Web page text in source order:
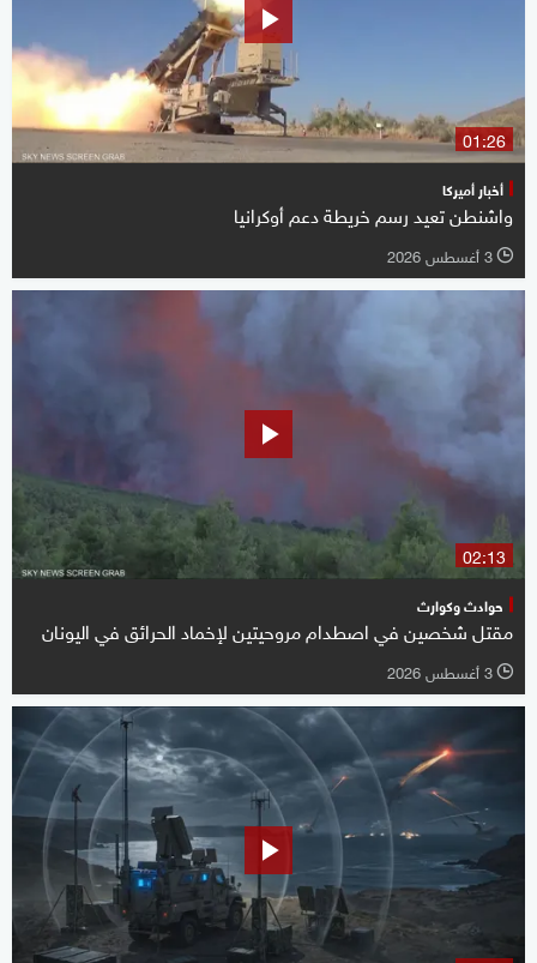
01:26
أخبار أميركا
واشنطن تعيد رسم خريطة دعم أوكرانيا
l 3 أغسطس 2026
02:13
حوادث وكوارث
مقتل شخصين في اصطدام مروحيتين لإخماد الحرائق في اليونان
l 3 أغسطس 2026